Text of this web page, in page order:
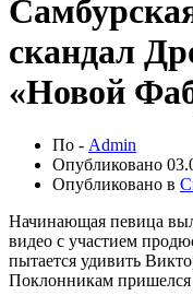
скандал
«Новой
По - Admin
Опубликовано
Опубликовано в
Начинающая певица
видео с участием
пытается удивить
Поклонникам пришелся